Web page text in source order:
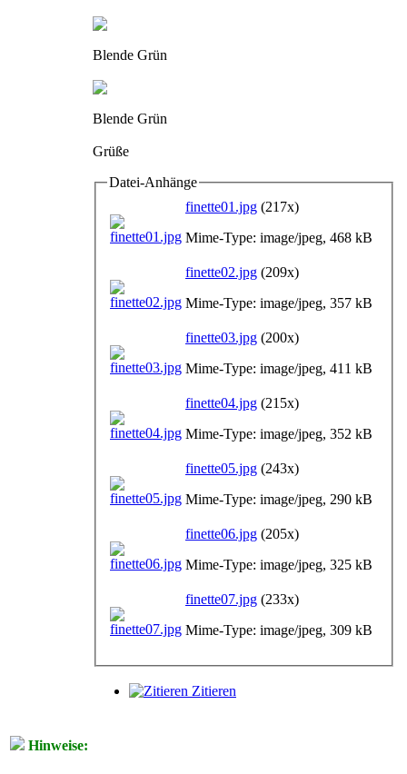
Blende Grün
Blende Grün
Grüße
Datei-Anhänge
finette01.jpg (217x)
Mime-Type: image/jpeg, 468 kB
finette02.jpg (209x)
Mime-Type: image/jpeg, 357 kB
finette03.jpg (200x)
Mime-Type: image/jpeg, 411 kB
finette04.jpg (215x)
Mime-Type: image/jpeg, 352 kB
finette05.jpg (243x)
Mime-Type: image/jpeg, 290 kB
finette06.jpg (205x)
Mime-Type: image/jpeg, 325 kB
finette07.jpg (233x)
Mime-Type: image/jpeg, 309 kB
Zitieren
Hinweise: